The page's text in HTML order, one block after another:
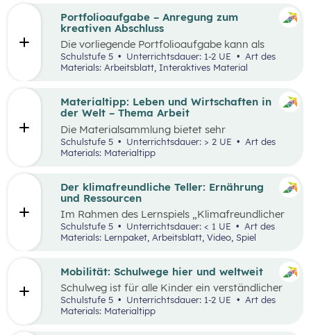
Der klimafreundliche Teller: Ernährung
und Ressourcen
Im Rahmen des Lernspiels „Klimafreundlicher
Teller“ lernen die Schüler:innen
klimafreundlichere und klimaschädlichere
Lebensmittel (gemessen am Wasser- und CO2-
hohen Ressourcenverbrauch kennen.
Schulstufe 5 Unterrichtsdauer: < 1 UE
Materials: Lernpaket, Arbeitsblatt, Video, Spiel
Mobilität: Schulwege hier und weltweit
Schulweg ist für alle Kinder ein verständlicher
Begriff und eine weltweite Gemeinsamkeit.
Doch der Weg ist durch die Lage der Schule und
Schulstufe 5 Unterrichtsdauer: 1-2 UE
Art des
Materials: Materialtipp
Einstellungen und Verhaltensbereitschaften, die
sie in ökonomisch geprägten Lebenssituationen
benötigen. Diese sollen ihnen dabei helfen,
ökonomische Herausforderungen, Aufgaben
und Problemstellungen erkennen, analysieren,
beurteilen und erfolgreich bewältigen zu
Portfolioaufgabe – Anregung zum
kreativen Abschluss
Die vorliegende Portfolioaufgabe kann als
Abschluss des Kompetenzbereichs „Leben und
Wirtschaften im Hinblick auf nachhaltige
Schulstufe 5 Unterrichtsdauer: 1-2 UE
Art des
Materials: Arbeitsblatt, Interaktives Material
Materialtipp: Leben und Wirtschaften in
der Welt – Thema Arbeit
Die Materialsammlung bietet sehr
unterschiedliche Aspekte in Bezug auf das
Thema Arbeit für den Unterricht.
Schulstufe 5 Unterrichtsdauer: > 2 UE
Materials: Materialtipp